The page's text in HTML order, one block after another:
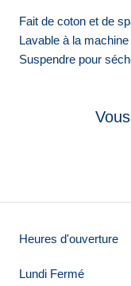
Fait de coton et de
Lavable à la
Suspendre pour
Heures d'ouverture
Lundi Fermé